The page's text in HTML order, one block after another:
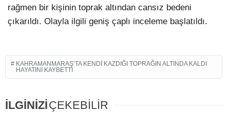
rağmen bir kişinin toprak altından cansız bedeni
çıkarıldı. Olayla ilgili geniş çaplı inceleme başlatıldı.
KAHRAMANMARAŞ’TA KENDI KAZDIĞI TOPRAĞIN ALTINDA KALDI
HAYATINI KAYBETTI
İLGİNİZİÇEKEBİLİR